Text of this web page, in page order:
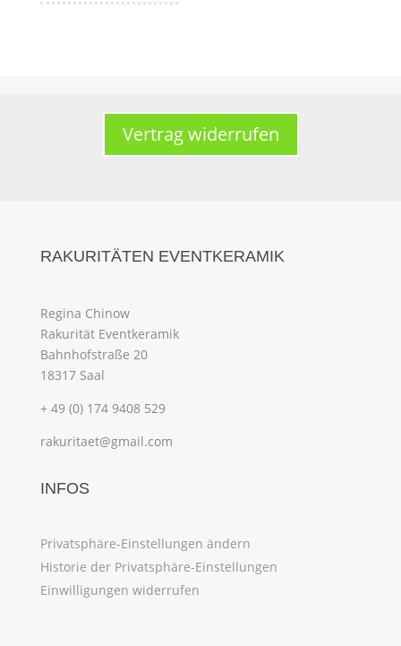
Vertrag widerrufen
RAKURITÄTEN EVENTKERAMIK
Regina Chinow
Rakurität Eventkeramik
Bahnhofstraße 20
18317 Saal
+ 49 (0) 174 9408 529
rakuritaet@gmail.com
INFOS
Privatsphäre-Einstellungen ändern
Historie der Privatsphäre-Einstellungen
Einwilligungen widerrufen